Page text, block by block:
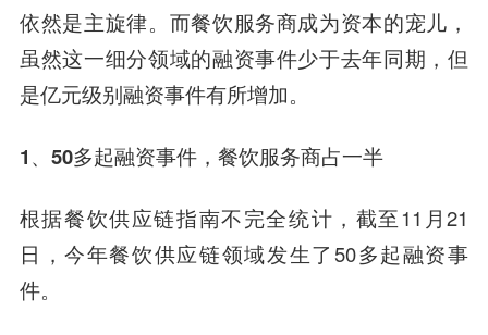
依然是主旋律。而餐饮服务商成为资本的宠儿，
虽然这一细分领域的融资事件少于去年同期，但
是亿元级别融资事件有所增加。
1、50多起融资事件，餐饮服务商占一半
根据餐饮供应链指南不完全统计，截至11月21
日，今年餐饮供应链领域发生了50多起融资事
件。